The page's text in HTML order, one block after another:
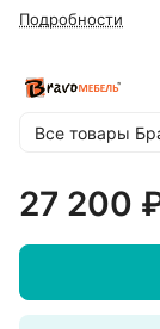
Подробности
Все товары
27 200